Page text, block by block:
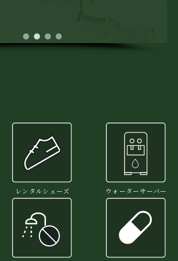
レンタルシューズ ウォーターサーバー